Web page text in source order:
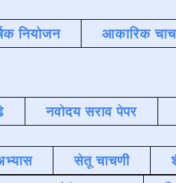
नियोजन आकारिक
नवोदय सराव पेपर
सेतू चाचणी